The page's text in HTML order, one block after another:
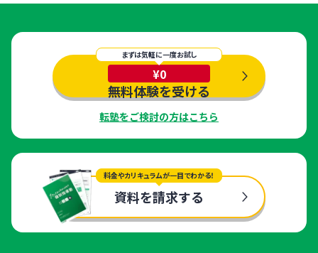
まずは気軽に一度お試し
¥0
無料体験を受ける
転塾をご検討の方はこちら
料金やカリキュラムが一目でわかる！
資料を請求する